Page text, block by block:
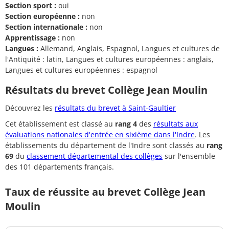
Section sport : oui
Section européenne : non
Section internationale : non
Apprentissage : non
Langues : Allemand, Anglais, Espagnol, Langues et cultures de
l'Antiquité : latin, Langues et cultures européennes : anglais,
Langues et cultures européennes : espagnol
Résultats du brevet Collège Jean Moulin
Découvrez les résultats du brevet à Saint-Gaultier
Cet établissement est classé au rang 4 des résultats aux
évaluations nationales d'entrée en sixième dans l'Indre. Les
établissements du département de l'Indre sont classés au rang
69 du classement départemental des collèges sur l'ensemble
des 101 départements français.
Taux de réussite au brevet Collège Jean
Moulin